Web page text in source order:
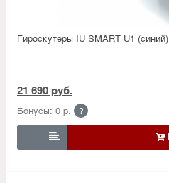
Гироскутеры IU SMART U1 (синий)
21 690 руб.
Бонусы: 0 р. ?
